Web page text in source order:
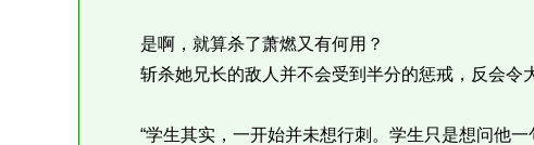
是啊，就算杀了萧燃又有何用？
斩杀她兄长的敌人并不会受到半分的惩戒，反会令大
“学生其实，一开始并未想行刺。学生只是想问他一